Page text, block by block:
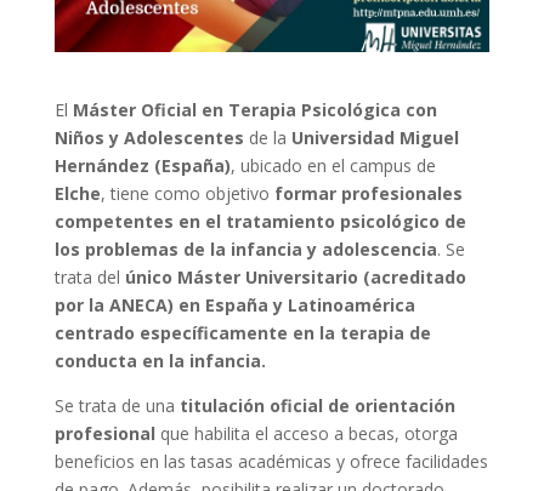
El Máster Oficial en Terapia Psicológica con
Niños y Adolescentes de la Universidad Miguel
Hernández (España), ubicado en el campus de
Elche, tiene como objetivo formar profesionales
competentes en el tratamiento psicológico de
los problemas de la infancia y adolescencia. Se
trata del único Máster Universitario (acreditado
por la ANECA) en España y Latinoamérica
centrado específicamente en la terapia de
conducta en la infancia.
Se trata de una titulación oficial de orientación
profesional que habilita el acceso a becas, otorga
beneficios en las tasas académicas y ofrece facilidades